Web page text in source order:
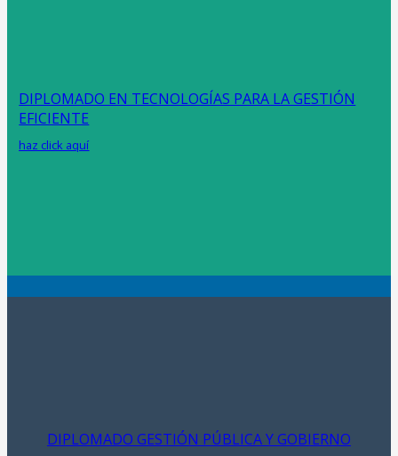
DIPLOMADO EN TECNOLOGÍAS PARA LA GESTIÓN
EFICIENTE
haz click aquí
DIPLOMADO GESTIÓN PÚBLICA Y GOBIERNO